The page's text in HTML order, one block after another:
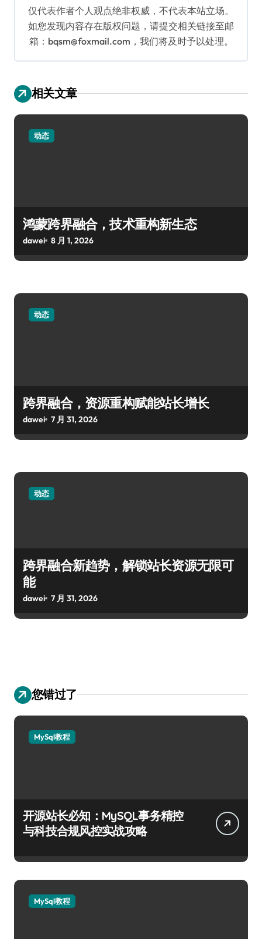
仅代表作者个人观点绝非权威，不代表本站立场。
如您发现内容存在版权问题，请提交相关链接至邮
箱：bqsm@foxmail.com，我们将及时予以处理。
相关文章
动态
鸿蒙跨界融合，技术重构新生态
dawei 8 月 1, 2026
动态
跨界融合，资源重构赋能站长增长
dawei 7 月 31, 2026
动态
跨界融合新趋势，解锁站长资源无限可
能
dawei 7 月 31, 2026
您错过了
MySql教程
开源站长必知：MySQL事务精控
与科技合规风控实战攻略
MySql教程